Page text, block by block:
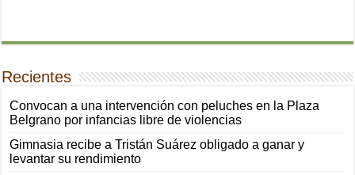
Recientes
Convocan a una intervención con peluches en la Plaza
Belgrano por infancias libre de violencias
Gimnasia recibe a Tristán Suárez obligado a ganar y
levantar su rendimiento